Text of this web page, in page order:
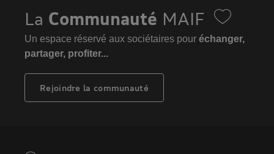
La Communauté MAIF
Un espace réservé aux sociétaires pour échanger,
partager, profiter...
Rejoindre la communauté